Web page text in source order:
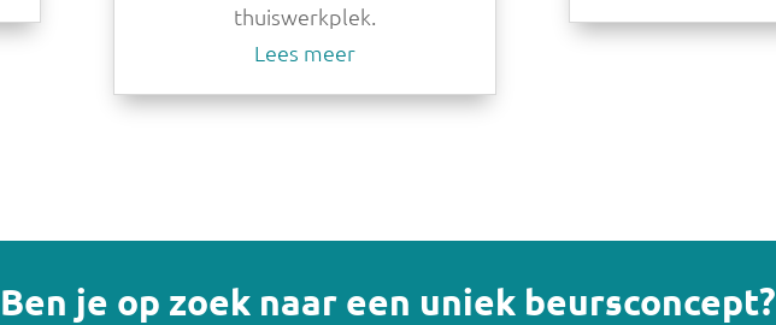
thuiswerkplek.
Lees meer
Ben je op zoek naar een uniek beursconcept?